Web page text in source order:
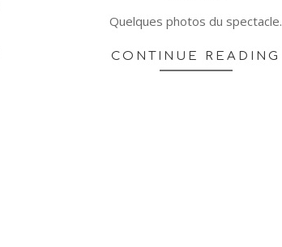
Quelques photos du spectacle.
CONTINUE READING